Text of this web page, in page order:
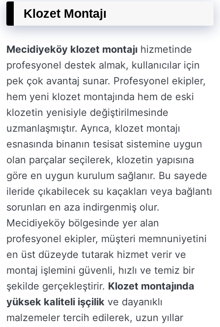
Klozet Montajı
Mecidiyeköy klozet montajı hizmetinde
profesyonel destek almak, kullanıcılar için
pek çok avantaj sunar. Profesyonel ekipler,
hem yeni klozet montajında hem de eski
klozetin yenisiyle değiştirilmesinde
uzmanlaşmıştır. Ayrıca, klozet montajı
esnasında binanın tesisat sistemine uygun
olan parçalar seçilerek, klozetin yapısına
göre en uygun kurulum sağlanır. Bu sayede
ileride çıkabilecek su kaçakları veya bağlantı
sorunları en aza indirgenmiş olur.
Mecidiyeköy bölgesinde yer alan
profesyonel ekipler, müşteri memnuniyetini
en üst düzeyde tutarak hizmet verir ve
montaj işlemini güvenli, hızlı ve temiz bir
şekilde gerçekleştirir. Klozet montajında
yüksek kaliteli işçilik ve dayanıklı
malzemeler tercih edilerek, uzun yıllar